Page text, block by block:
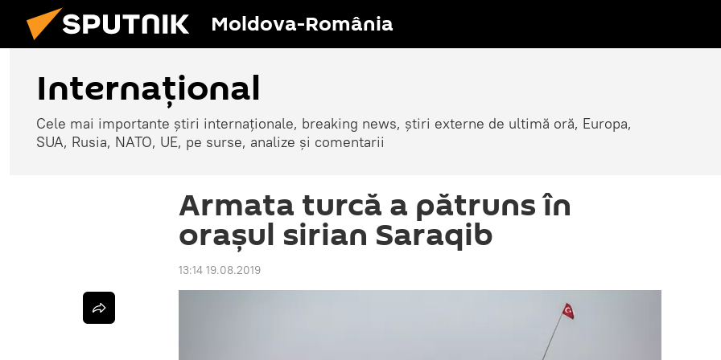
Moldova-România
Internaţional
Cele mai importante știri internaționale, breaking news, știri externe de ultimă oră, Europa,
SUA, Rusia, NATO, UE, pe surse, analize și comentarii
Armata turcă a pătruns în
orașul sirian Saraqib
13:14 19.08.2019